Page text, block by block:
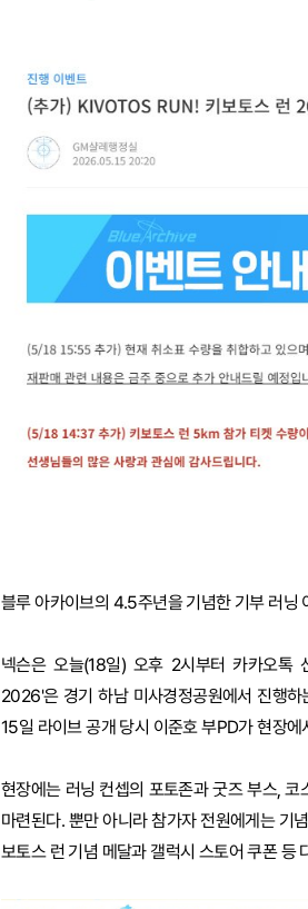
블루 아카이브의 4.5주년을 기념한 기부 러
넥슨은 오늘(18일) 오후 2시부터 카카오
2026'은 경기 하남 미사경정공원에서 진행
15일 라이브 공개 당시 이준호 부PD가 현장
현장에는 러닝 컨셉의 포토존과 굿즈 부스,
마련된다. 뿐만 아니라 참가자 전원에게는 기
보토스 런 기념 메달과 갤럭시 스토어 쿠폰 등